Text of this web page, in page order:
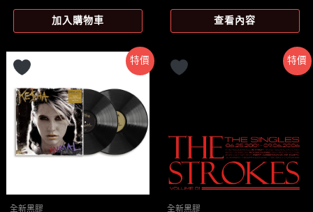
格：
價
格：
加入購物車
價
格：
價
格：
查看內容
特價
全新黑膠
特價
全新黑膠